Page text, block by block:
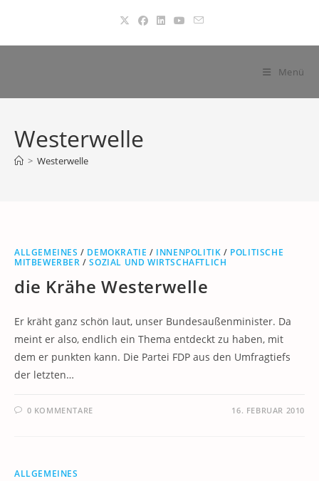
springen
Menü
Westerwelle
> Westerwelle
ALLGEMEINES / DEMOKRATIE / INNENPOLITIK / POLITISCHE
MITBEWERBER /SOZIAL UND WIRTSCHAFTLICH
die Krähe Westerwelle
Er kräht ganz schön laut, unser Bundesaußenminister. Da
meint er also, endlich ein Thema entdeckt zu haben, mit
dem er punkten kann. Die Partei FDP aus den Umfragtiefs
der letzten…
0 KOMMENTARE 16. FEBRUAR 2010
ALLGEMEINES